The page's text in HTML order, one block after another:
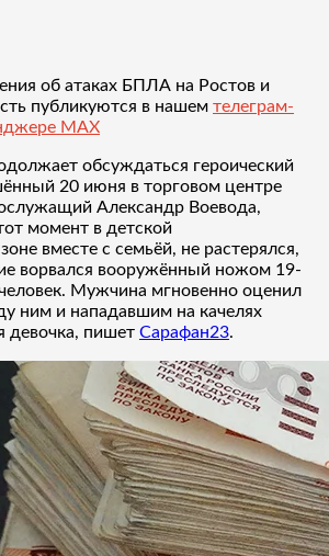
об атаках БПЛА на Ростов и
публикуются в нашем телеграм-
MAX
обсуждаться героический
20 июня в торговом центре
Александр Воевода,
момент в детской
вместе с семьёй, не растерялся,
ворвался вооружённый ножом 19-
Мужчина мгновенно оценил
ним и нападавшим на качелях
девочка, пишет Сарафан23.